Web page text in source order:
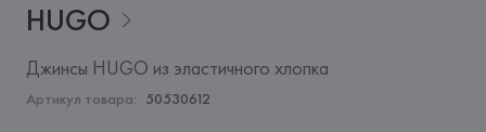
HUGO
Джинсы HUGO из эластичного хлопка
Артикул товара: 50530612